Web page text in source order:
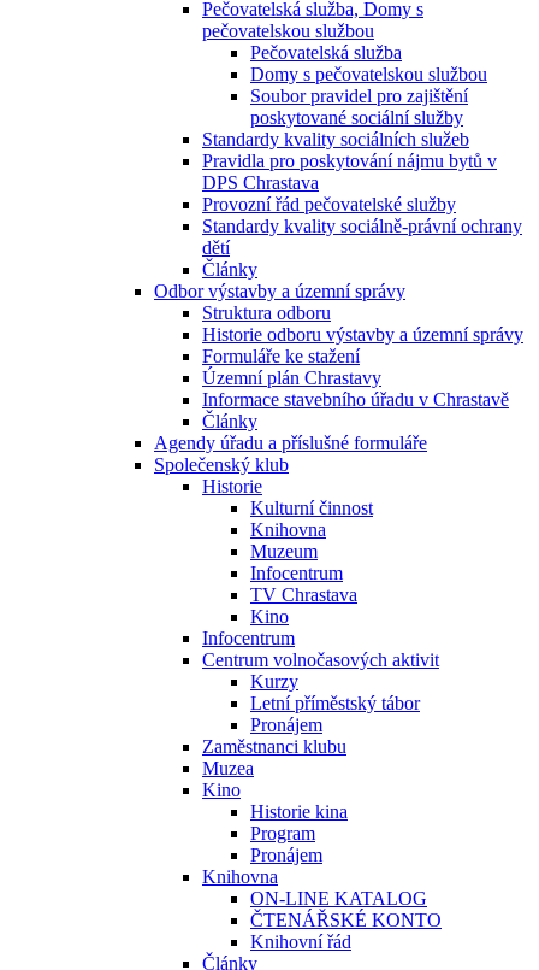
Pečovatelská služba, Domy s
pečovatelskou službou
Pečovatelská služba
Domy s pečovatelskou službou
Soubor pravidel pro zajištění
poskytované sociální služby
Standardy kvality sociálních služeb
Pravidla pro poskytování nájmu bytů v
DPS Chrastava
Provozní řád pečovatelské služby
Standardy kvality sociálně-právní ochrany
dětí
Články
Odbor výstavby a územní správy
Struktura odboru
Historie odboru výstavby a územní správy
Formuláře ke stažení
Územní plán Chrastavy
Informace stavebního úřadu v Chrastavě
Články
Agendy úřadu a příslušné formuláře
Společenský klub
Historie
Kulturní činnost
Knihovna
Muzeum
Infocentrum
TV Chrastava
Kino
Infocentrum
Centrum volnočasových aktivit
Kurzy
Letní příměstský tábor
Pronájem
Zaměstnanci klubu
Muzea
Kino
Historie kina
Program
Pronájem
Knihovna
ON-LINE KATALOG
ČTENÁŘSKÉ KONTO
Knihovní řád
Články